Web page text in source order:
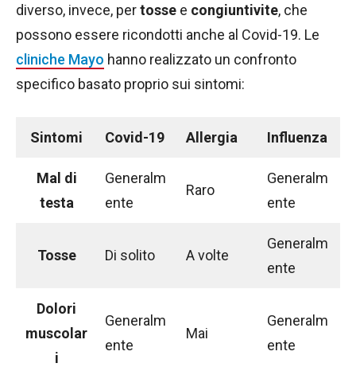
diverso, invece, pertosse e congiuntivite, che
possono essere ricondotti anche al Covid-19. Le
cliniche Mayo hanno realizzato un confronto
specifico basato proprio sui sintomi:
Sintomi Covid-19 Allergia Influenza
Mal di
testa
Generalm
ente
Raro
Generalm
ente
Tosse Di solito A volte
Generalm
ente
Dolori
muscolar
i
Generalm
ente
Mai
Generalm
ente